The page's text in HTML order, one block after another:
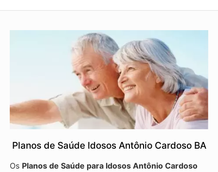
Planos de Saúde Idosos Antônio Cardoso BA
Os Planos de Saúde para Idosos Antônio Cardoso